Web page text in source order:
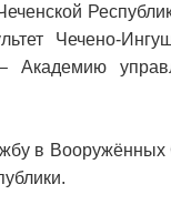
Чечено-
в